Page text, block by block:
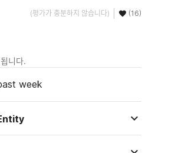
(평가가 충분하지 않습니다) (16)
니다.
week